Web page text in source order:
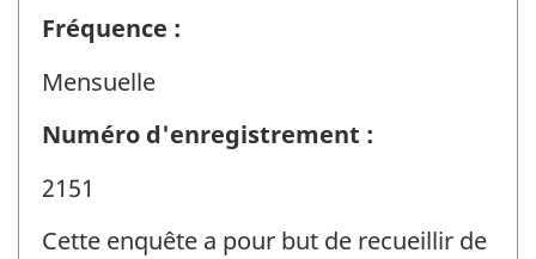
Fréquence :
Mensuelle
Numéro d'enregistrement :
2151
Cette enquête a pour but de recueillir de